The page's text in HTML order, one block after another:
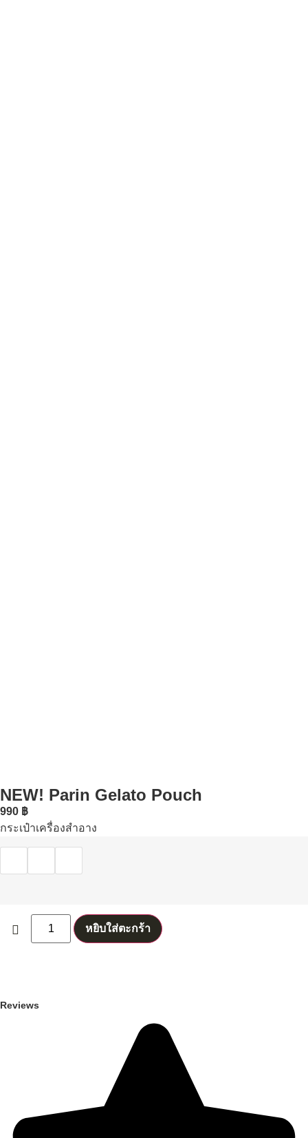
NEW! Parin Gelato Pouch
990 ฿
กระเป๋าเครื่องสำอาง
หยิบใส่ตะกร้า
Reviews